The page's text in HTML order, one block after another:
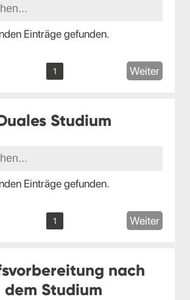
Einträge gefunden.
1 Weiter
Studium
Einträge gefunden.
1 Weiter
nach
dem Studium